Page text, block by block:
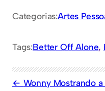
Categorias:Artes
Tags:Better Off Alone,
Wonny Mostrando